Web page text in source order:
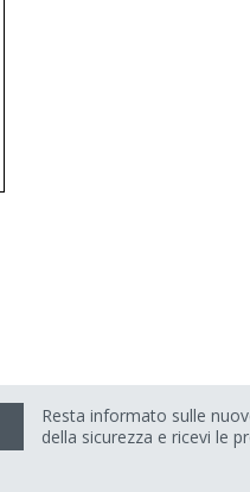
Resta informato sulle
della sicurezza e ricevi le